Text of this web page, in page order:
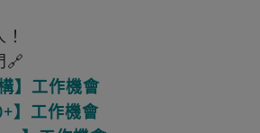
🔗
】工作機會
】工作機會